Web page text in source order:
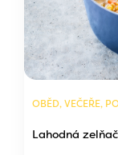
OBĚD, VEČEŘE,
Lahodná